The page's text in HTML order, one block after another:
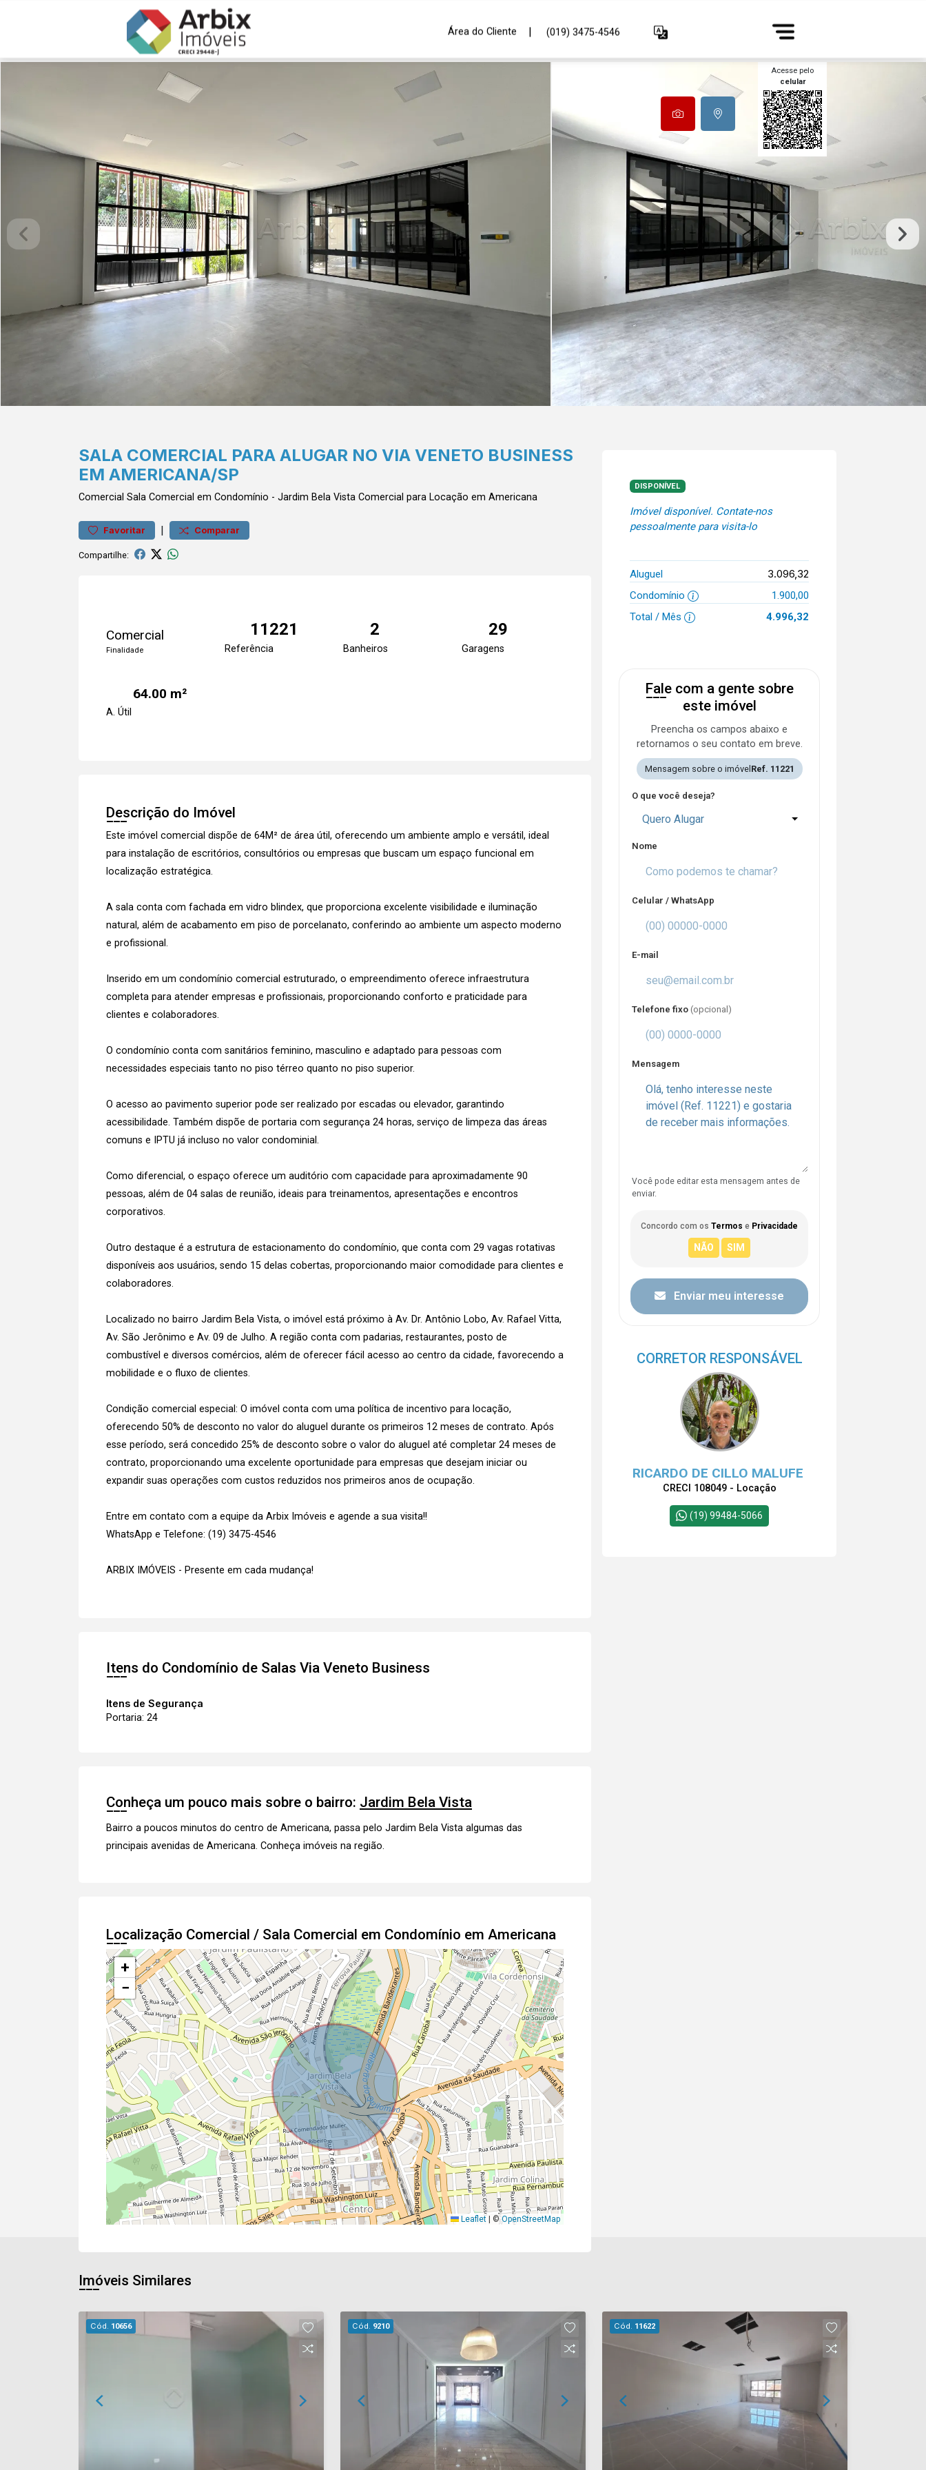
Área do Cliente | (019) 3475-4546
Acesse pelo
celular
SALA COMERCIAL PARA ALUGAR NO VIA VENETO BUSINESS
EM AMERICANA/SP
Comercial Sala Comercial em Condomínio - Jardim Bela Vista Comercial para Locação em Americana
Favoritar | Comparar
Compartilhe:
Comercial
Finalidade
11221
Referência
2
Banheiros
29
Garagens
64.00 m²
A. Útil
Descrição do Imóvel
Este imóvel comercial dispõe de 64M² de área útil, oferecendo um ambiente amplo e versátil, ideal
para instalação de escritórios, consultórios ou empresas que buscam um espaço funcional em
localização estratégica.
A sala conta com fachada em vidro blindex, que proporciona excelente visibilidade e iluminação
natural, além de acabamento em piso de porcelanato, conferindo ao ambiente um aspecto moderno
e profissional.
Inserido em um condomínio comercial estruturado, o empreendimento oferece infraestrutura
completa para atender empresas e profissionais, proporcionando conforto e praticidade para
clientes e colaboradores.
O condomínio conta com sanitários feminino, masculino e adaptado para pessoas com
necessidades especiais tanto no piso térreo quanto no piso superior.
O acesso ao pavimento superior pode ser realizado por escadas ou elevador, garantindo
acessibilidade. Também dispõe de portaria com segurança 24 horas, serviço de limpeza das áreas
comuns e IPTU já incluso no valor condominial.
Como diferencial, o espaço oferece um auditório com capacidade para aproximadamente 90
pessoas, além de 04 salas de reunião, ideais para treinamentos, apresentações e encontros
corporativos.
Outro destaque é a estrutura de estacionamento do condomínio, que conta com 29 vagas rotativas
disponíveis aos usuários, sendo 15 delas cobertas, proporcionando maior comodidade para clientes e
colaboradores.
Localizado no bairro Jardim Bela Vista, o imóvel está próximo à Av. Dr. Antônio Lobo, Av. Rafael Vitta,
Av. São Jerônimo e Av. 09 de Julho. A região conta com padarias, restaurantes, posto de
combustível e diversos comércios, além de oferecer fácil acesso ao centro da cidade, favorecendo a
mobilidade e o fluxo de clientes.
Condição comercial especial: O imóvel conta com uma política de incentivo para locação,
oferecendo 50% de desconto no valor do aluguel durante os primeiros 12 meses de contrato. Após
esse período, será concedido 25% de desconto sobre o valor do aluguel até completar 24 meses de
contrato, proporcionando uma excelente oportunidade para empresas que desejam iniciar ou
expandir suas operações com custos reduzidos nos primeiros anos de ocupação.
Entre em contato com a equipe da Arbix Imóveis e agende a sua visita!!
WhatsApp e Telefone: (19) 3475-4546
ARBIX IMÓVEIS - Presente em cada mudança!
Itens do Condomínio de Salas Via Veneto Business
Itens de Segurança
Portaria: 24
Conheça um pouco mais sobre o bairro: Jardim Bela Vista
Bairro a poucos minutos do centro de Americana, passa pelo Jardim Bela Vista algumas das
principais avenidas de Americana. Conheça imóveis na região.
Localização Comercial / Sala Comercial em Condomínio em Americana
+
−
Leaflet | ©OpenStreetMap
DISPONÍVEL
Imóvel disponível. Contate-nos
pessoalmente para visita-lo
Aluguel 3.096,32
Condomínio
1.900,00
Total / Mês
4.996,32
Fale com a gente sobre
este imóvel
Preencha os campos abaixo e
retornamos o seu contato em breve.
Mensagem sobre o imóvel Ref. 11221
O que você deseja?
Quero Alugar
Nome
Celular / WhatsApp
E-mail
Telefone fixo (opcional)
Mensagem
Você pode editar esta mensagem antes de
enviar.
Concordo com os Termos e Privacidade
Enviar meu interesse
CORRETOR RESPONSÁVEL
RICARDO DE CILLO MALUFE
CRECI 108049 - Locação
(19) 99484-5066
Imóveis Similares
Cód. 10656 Cód. 9210 Cód. 11622